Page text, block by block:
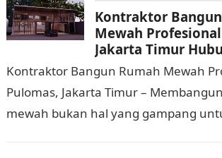
Kontraktor
Mewah
Jakarta Timur
9933 588
Kontraktor Bangun Rumah Mewah
Pulomas, Jakarta Timur –
mewah bukan hal yang gampang